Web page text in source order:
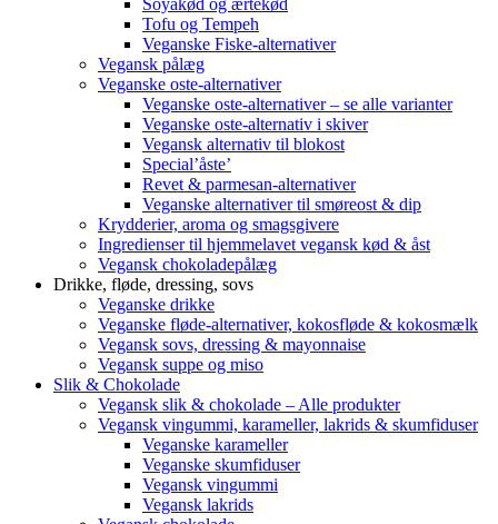
Tofu og Tempeh
Veganske Fiske-alternativer
Vegansk pålæg
Veganske oste-alternativer
Veganske oste-alternativer – se alle varianter
Veganske oste-alternativ i skiver
Vegansk alternativ til blokost
Special’åste’
Revet & parmesan-alternativer
Veganske alternativer til smøreost & dip
Krydderier, aroma og smagsgivere
Ingredienser til hjemmelavet vegansk kød & åst
Vegansk chokoladepålæg
Drikke, fløde, dressing, sovs
Veganske drikke
Veganske fløde-alternativer, kokosfløde & kokosmælk
Vegansk sovs, dressing & mayonnaise
Vegansk suppe og miso
Slik & Chokolade
Vegansk slik & chokolade – Alle produkter
Vegansk vingummi, karameller, lakrids & skumfiduser
Veganske karameller
Veganske skumfiduser
Vegansk vingummi
Vegansk lakrids